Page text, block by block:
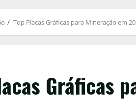
Top Placas Gráficas para Mineração em
Gráficas